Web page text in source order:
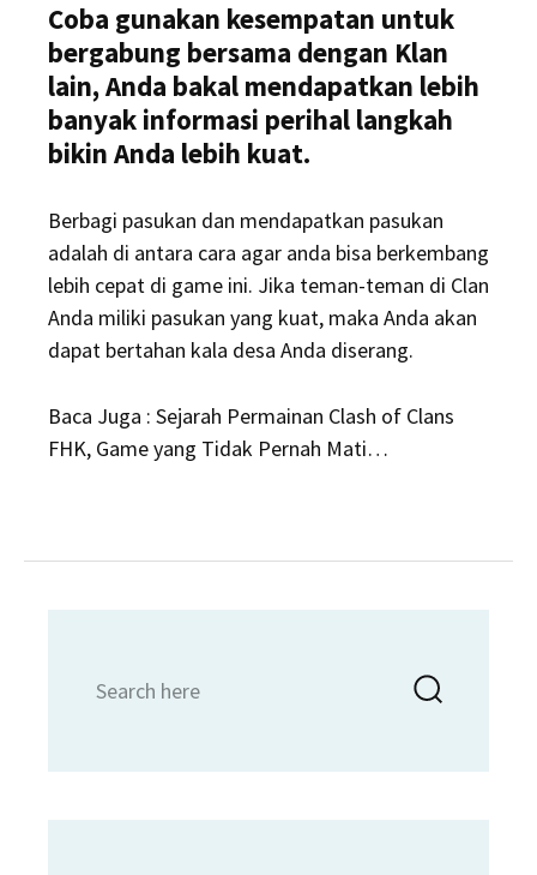
Coba gunakan kesempatan untuk
bergabung bersama dengan Klan
lain, Anda bakal mendapatkan lebih
banyak informasi perihal langkah
bikin Anda lebih kuat.
Berbagi pasukan dan mendapatkan pasukan
adalah di antara cara agar anda bisa berkembang
lebih cepat di game ini. Jika teman-teman di Clan
Anda miliki pasukan yang kuat, maka Anda akan
dapat bertahan kala desa Anda diserang.
Baca Juga : Sejarah Permainan Clash of Clans
FHK, Game yang Tidak Pernah Mati…
for: